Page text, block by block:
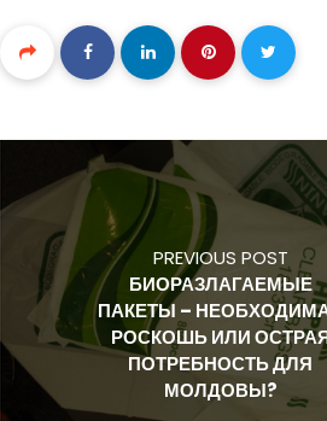
PREVIOUS POST
БИОРАЗЛАГАЕМЫЕ
ПАКЕТЫ –
РОСКОШЬ ИЛИ
ПОТРЕБНОСТЬ ДЛЯ
МОЛДОВЫ?